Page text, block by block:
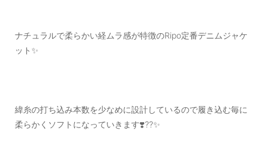
ナチュラルで柔らかい経ムラ感が特徴のRipo定番デニムジャケ
ット✨
緯糸の打ち込み本数を少なめに設計しているので履き込む毎に
柔らかくソフトになっていきます❣️??✨